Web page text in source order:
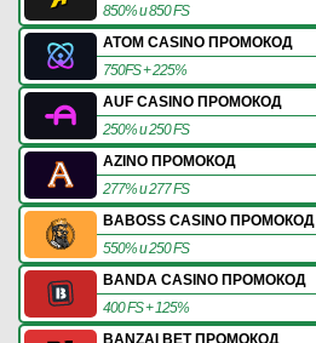
850% и 850 FS
ATOM CASINO ПРОМОКОД
750FS + 225%
AUF CASINO ПРОМОКОД
250% и 250 FS
AZINO ПРОМОКОД
277% и 277 FS
BABOSS CASINO ПРОМОКОД
550% и 250 FS
BANDA CASINO ПРОМОКОД
400 FS + 125%
BANZAI BET ПРОМОКОД